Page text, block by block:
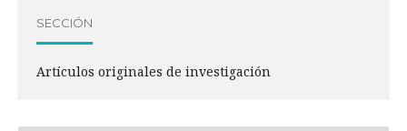
SECCIÓN
Artículos originales de investigación